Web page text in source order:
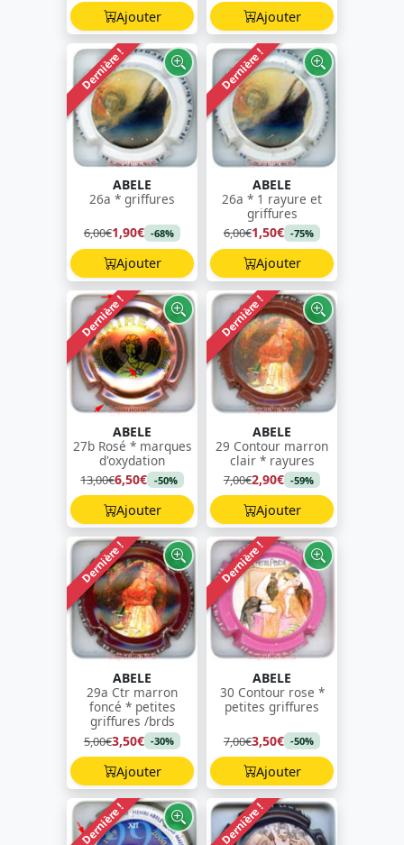
Ajouter Ajouter
Dernière !
ABELE
26a * griffures
6,00€1,90€ -68%
Ajouter
Dernière !
ABELE
26a * 1 rayure et
griffures
6,00€1,50€ -75%
Ajouter
Dernière !
ABELE
27b Rosé * marques
d'oxydation
13,00€6,50€ -50%
Ajouter
Dernière !
ABELE
29 Contour marron
clair * rayures
7,00€2,90€ -59%
Ajouter
Dernière !
ABELE
29a Ctr marron
foncé * petites
griffures /brds
5,00€3,50€ -30%
Ajouter
Dernière !
ABELE
30 Contour rose *
petites griffures
7,00€3,50€ -50%
Ajouter
Dernière ! Dernière !